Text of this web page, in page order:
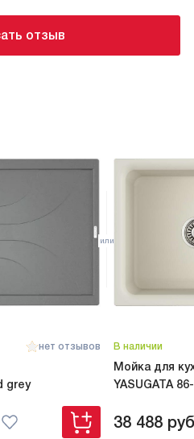
отзыв
нет отзывов
grey
В наличии
Мойка для
YASUGATA
38 488